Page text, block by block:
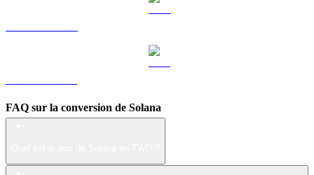
FAQ sur la conversion de Solana